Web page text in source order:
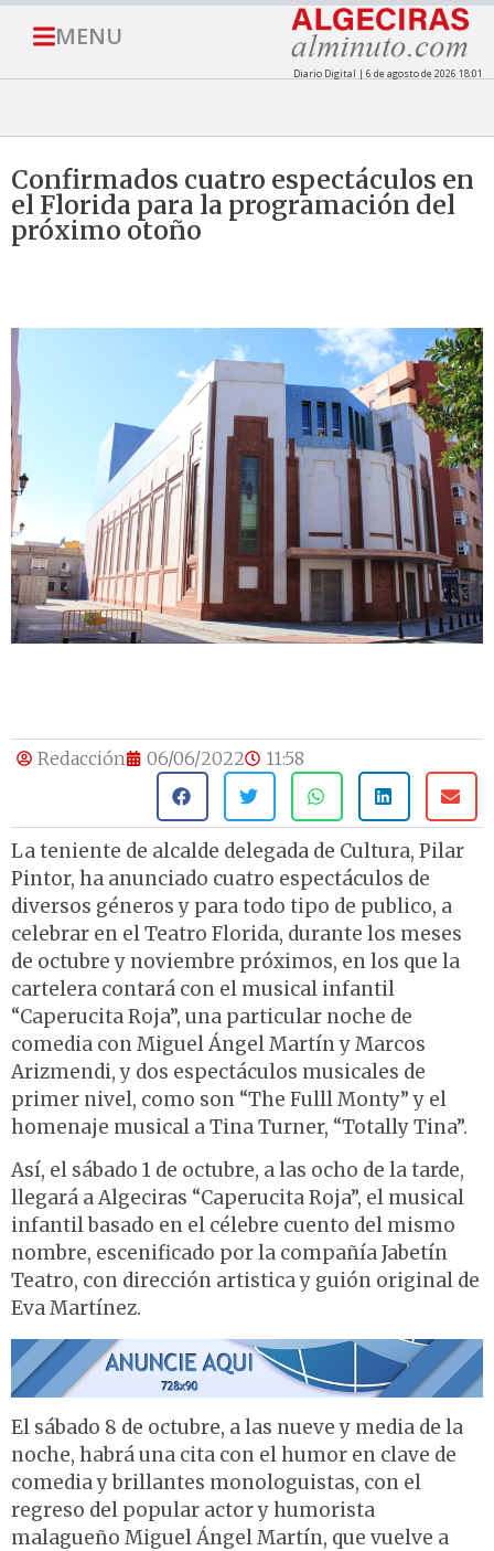
MENU
Diario Digital | 6 de agosto de 2026 18:01
Confirmados cuatro espectáculos en
el Florida para la programación del
próximo otoño
Redacción 06/06/2022 11:58
La teniente de alcalde delegada de Cultura, Pilar
Pintor, ha anunciado cuatro espectáculos de
diversos géneros y para todo tipo de publico, a
celebrar en el Teatro Florida, durante los meses
de octubre y noviembre próximos, en los que la
cartelera contará con el musical infantil
“Caperucita Roja”, una particular noche de
comedia con Miguel Ángel Martín y Marcos
Arizmendi, y dos espectáculos musicales de
primer nivel, como son “The Fulll Monty” y el
homenaje musical a Tina Turner, “Totally Tina”.
Así, el sábado 1 de octubre, a las ocho de la tarde,
llegará a Algeciras “Caperucita Roja”, el musical
infantil basado en el célebre cuento del mismo
nombre, escenificado por la compañía Jabetín
Teatro, con dirección artistica y guión original de
Eva Martínez.
El sábado 8 de octubre, a las nueve y media de la
noche, habrá una cita con el humor en clave de
comedia y brillantes monologuistas, con el
regreso del popular actor y humorista
malagueño Miguel Ángel Martín, que vuelve a